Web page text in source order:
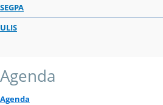
SEGPA
ULIS
Agenda
Agenda